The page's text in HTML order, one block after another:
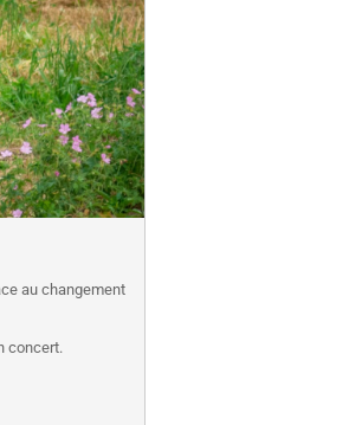
au changement
concert.